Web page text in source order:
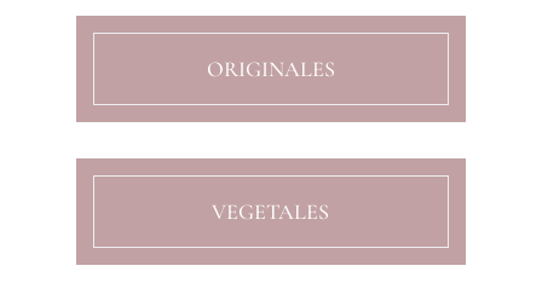
ORIGINALES
VEGETALES